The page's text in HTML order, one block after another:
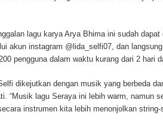
lagu karya Arya Bhima ini sudah
akun instagram @lida_selfi07, dan
pengguna dalam waktu kurang dari 2 hari
dikejutkan dengan musik yang berbeda
“Musik lagu Seraya ini lebih warm, namun
instrumen kita lebih menonjolkan